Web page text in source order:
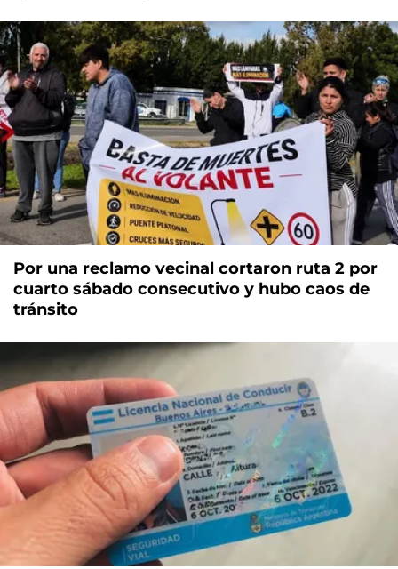
Por una reclamo vecinal cortaron ruta 2 por
cuarto sábado consecutivo y hubo caos de
tránsito